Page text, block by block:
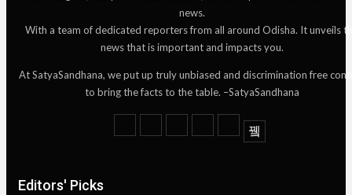
news.
With a team of dedicated reporters from all around Odisha. It unveils
news that is important and impacts you.
At SatyaSandhana, we put up truly unbiased and discrimination free
to bring the facts to the table. –SatyaSandhana
Editors' Picks